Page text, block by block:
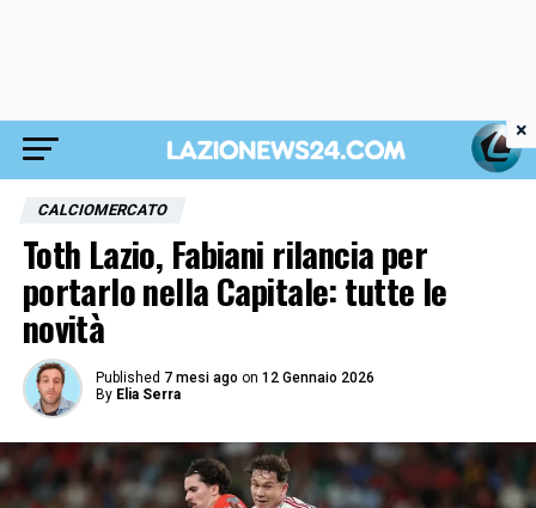
CALCIOMERCATO
Toth Lazio, Fabiani rilancia per
portarlo nella Capitale: tutte le
novità
Published 7 mesi ago on 12 Gennaio 2026
By Elia Serra
×